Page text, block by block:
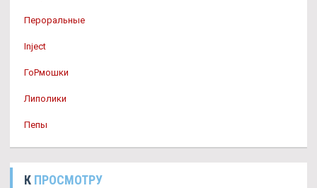
Пероральные
Inject
ГоРмошки
Липолики
Пепы
К ПРОСМОТРУ